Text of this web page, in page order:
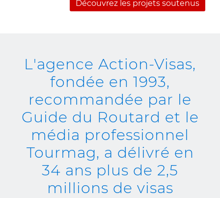
Découvrez les projets soutenus
L'agence Action-Visas,
fondée en 1993,
recommandée par le
Guide du Routard et le
média professionnel
Tourmag, a délivré en
34 ans plus de 2,5
millions de visas